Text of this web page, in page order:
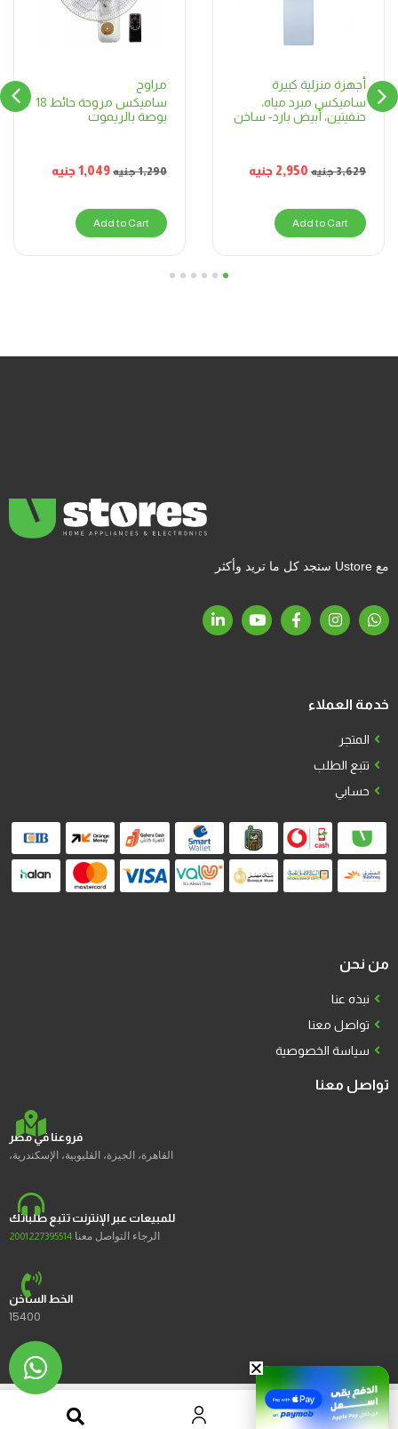
أجهزة منزلية كبيرة
ساميكس مبرد مياه،
حنفيتين، أبيض بارد- ساخن
3,629جنيه 2,950 جنيه
Add to Cart
مراوح
ساميكس مروحة حائط 18
بوصة بالريموت
1,290جنيه 1,049جنيه
Add to Cart
1
2
مع Ustore ستجد كل ما تريد وأكثر
خدمة العملاء
المتجر
تتبع الطلب
حسابي
من نحن
نبذه عنا
تواصل معنا
سياسة الخصوصية
تواصل معنا
فروعنا في مصر
القاهرة، الجيزة، القليوبية، الإسكندرية،
للمبيعات عبر الإنترنت تتبع طلباتك
الرجاء التواصل معنا 2001227395514
الخط الساخن
15400
2023 © Ustores جميع الحقوق محفوظة